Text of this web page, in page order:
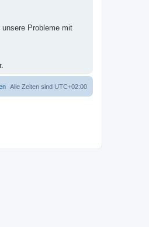
Probleme mit
Alle Zeiten sind UTC+02:00